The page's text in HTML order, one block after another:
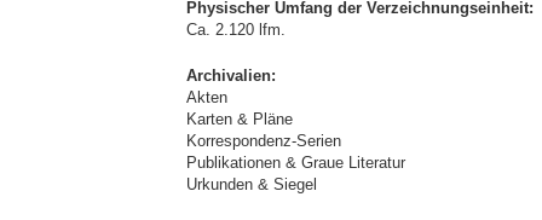
Physischer Umfang der Verzeichnungseinheit:
Ca. 2.120 lfm.
Archivalien:
Akten
Karten & Pläne
Korrespondenz-Serien
Publikationen & Graue Literatur
Urkunden & Siegel